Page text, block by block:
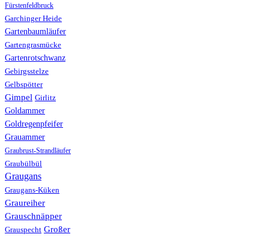
Fürstenfeldbruck
Garchinger Heide
Gartenbaumläufer
Gartengrasmücke
Gartenrotschwanz
Gebirgsstelze
Gelbspötter
Gimpel Girlitz
Goldammer
Goldregenpfeifer
Grauammer
Graubrust-Strandläufer
Graubülbül
Graugans
Graugans-Küken
Graureiher
Grauschnäpper
Grauspecht Großer